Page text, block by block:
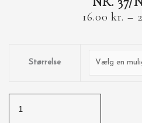
16.00kr. –
Størrelse